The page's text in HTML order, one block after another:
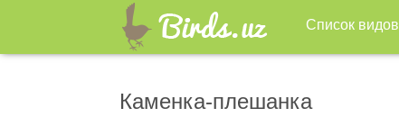
Список видов
Каменка-плешанка